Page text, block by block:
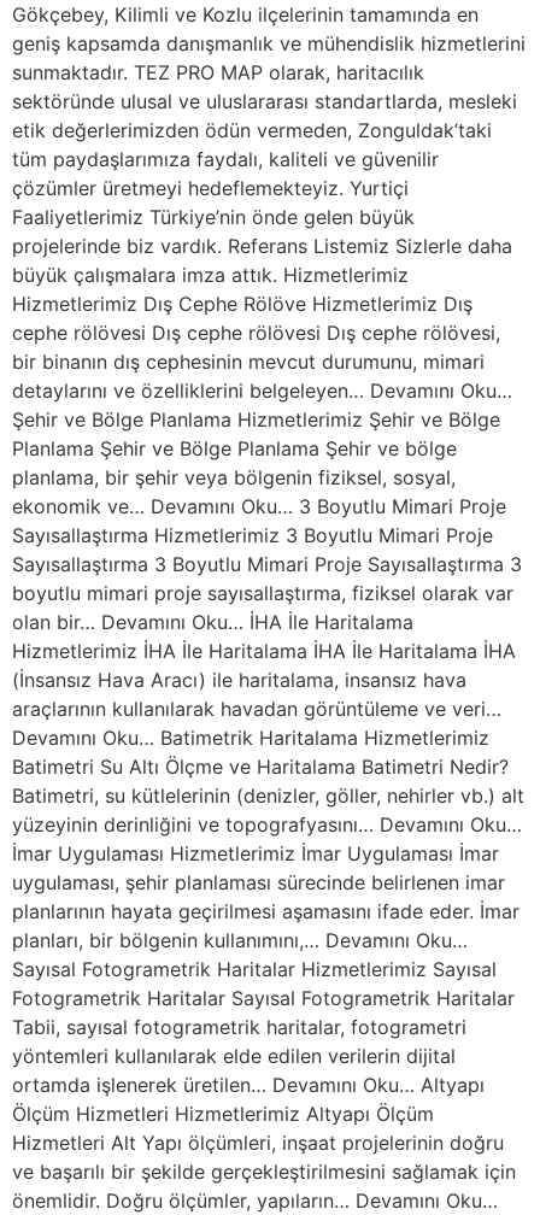
Gökçebey, Kilimli ve Kozlu ilçelerinin tamamında en
geniş kapsamda danışmanlık ve mühendislik hizmetlerini
sunmaktadır. TEZ PRO MAP olarak, haritacılık
sektöründe ulusal ve uluslararası standartlarda, mesleki
etik değerlerimizden ödün vermeden, Zonguldak’taki
tüm paydaşlarımıza faydalı, kaliteli ve güvenilir
çözümler üretmeyi hedeflemekteyiz. Yurtiçi
Faaliyetlerimiz Türkiye’nin önde gelen büyük
projelerinde biz vardık. Referans Listemiz Sizlerle daha
büyük çalışmalara imza attık. Hizmetlerimiz
Hizmetlerimiz Dış Cephe Rölöve Hizmetlerimiz Dış
cephe rölövesi Dış cephe rölövesi Dış cephe rölövesi,
bir binanın dış cephesinin mevcut durumunu, mimari
detaylarını ve özelliklerini belgeleyen… Devamını Oku…
Şehir ve Bölge Planlama Hizmetlerimiz Şehir ve Bölge
Planlama Şehir ve Bölge Planlama Şehir ve bölge
planlama, bir şehir veya bölgenin fiziksel, sosyal,
ekonomik ve… Devamını Oku… 3 Boyutlu Mimari Proje
Sayısallaştırma Hizmetlerimiz 3 Boyutlu Mimari Proje
Sayısallaştırma 3 Boyutlu Mimari Proje Sayısallaştırma 3
boyutlu mimari proje sayısallaştırma, fiziksel olarak var
olan bir… Devamını Oku… İHA İle Haritalama
Hizmetlerimiz İHA İle Haritalama İHA İle Haritalama İHA
(İnsansız Hava Aracı) ile haritalama, insansız hava
araçlarının kullanılarak havadan görüntüleme ve veri…
Devamını Oku… Batimetrik Haritalama Hizmetlerimiz
Batimetri Su Altı Ölçme ve Haritalama Batimetri Nedir?
Batimetri, su kütlelerinin (denizler, göller, nehirler vb.) alt
yüzeyinin derinliğini ve topografyasını… Devamını Oku…
İmar Uygulaması Hizmetlerimiz İmar Uygulaması İmar
uygulaması, şehir planlaması sürecinde belirlenen imar
planlarının hayata geçirilmesi aşamasını ifade eder. İmar
planları, bir bölgenin kullanımını,… Devamını Oku…
Sayısal Fotogrametrik Haritalar Hizmetlerimiz Sayısal
Fotogrametrik Haritalar Sayısal Fotogrametrik Haritalar
Tabii, sayısal fotogrametrik haritalar, fotogrametri
yöntemleri kullanılarak elde edilen verilerin dijital
ortamda işlenerek üretilen… Devamını Oku… Altyapı
Ölçüm Hizmetleri Hizmetlerimiz Altyapı Ölçüm
Hizmetleri Alt Yapı ölçümleri, inşaat projelerinin doğru
ve başarılı bir şekilde gerçekleştirilmesini sağlamak için
önemlidir. Doğru ölçümler, yapıların… Devamını Oku…